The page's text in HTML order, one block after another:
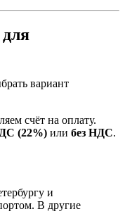
вариант
счёт на оплату.
(22%) или без НДС.
и
В другие